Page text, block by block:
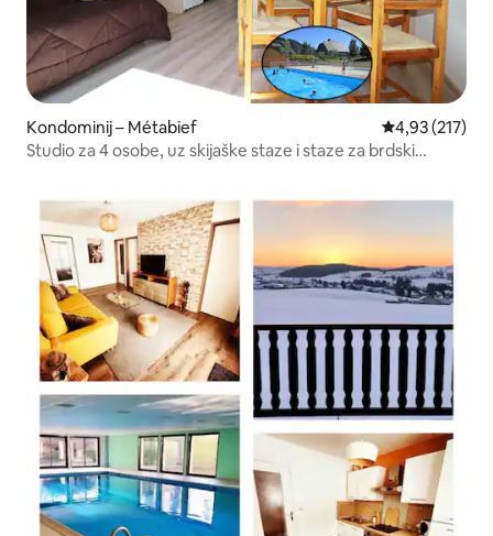
Kondominij – Métabief Prosječna
4,93 (217)
Studio za 4 osobe, uz skijaške staze i staze za brdski